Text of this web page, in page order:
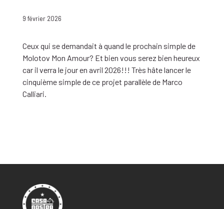
9 février 2026
Ceux qui se demandait à quand le prochain simple de
Molotov Mon Amour? Et bien vous serez bien heureux
car il verra le jour en avril 2026!!! Très hâte lancer le
cinquième simple de ce projet parallèle de Marco
Calliari.